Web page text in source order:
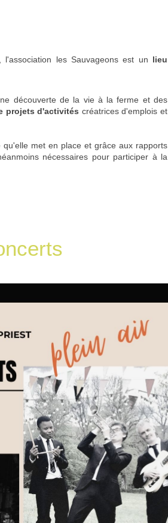
les Sauvageons est un lieu
découverte de la vie à la ferme et des
projets d'activités créatrices d'emplois et
met en place et grâce aux rapports
nécessaires pour participer à la